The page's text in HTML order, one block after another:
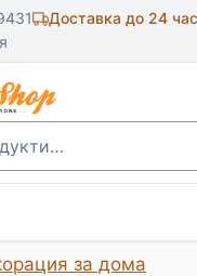
Доставка до 24
за дома